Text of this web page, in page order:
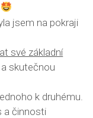
jsem na pokraji
své základní
skutečnou
k druhému.
a činnosti